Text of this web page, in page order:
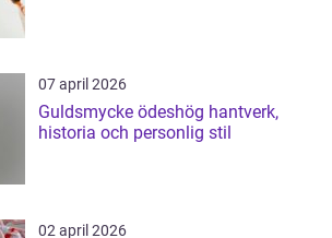
07 april 2026
Guldsmycke ödeshög hantverk,
historia och personlig stil
02 april 2026